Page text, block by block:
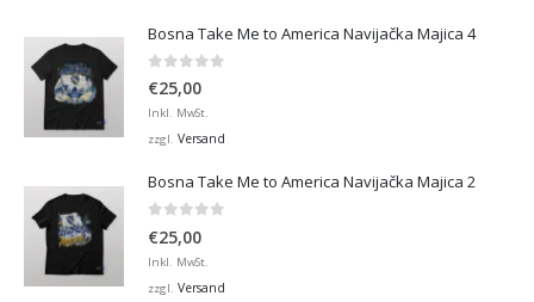
Bosna Take Me to America Navijačka Majica 4
0 von 5
€25,00
Inkl. MwSt.
zzgl. Versand
Bosna Take Me to America Navijačka Majica 2
€25,00
Inkl. MwSt.
zzgl. Versand